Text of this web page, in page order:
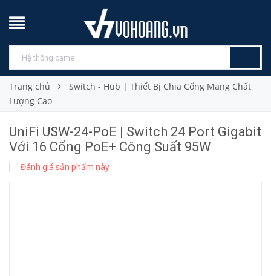
Trang chủ
Switch - Hub | Thiết Bị Chia Cổng Mang Chất
Lượng Cao
UniFi USW-24-PoE | Switch 24 Port Gigabit
Với 16 Cổng PoE+ Công Suất 95W
Đánh giá sản phẩm này